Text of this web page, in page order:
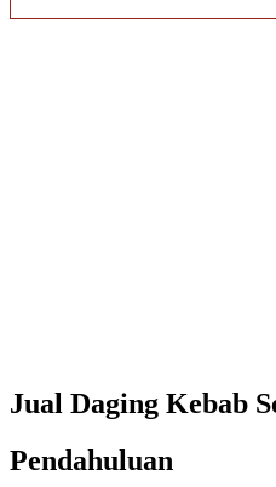
Jual Daging Kebab
Pendahuluan